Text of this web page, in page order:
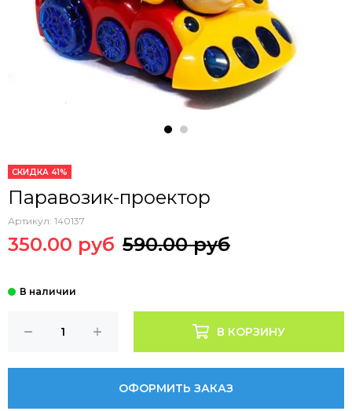
СКИДКА 41%
Паравозик-проектор
Артикул: 140137
350.00 руб 590.00 руб
В КОРЗИНУ
ОФОРМИТЬ ЗАКАЗ